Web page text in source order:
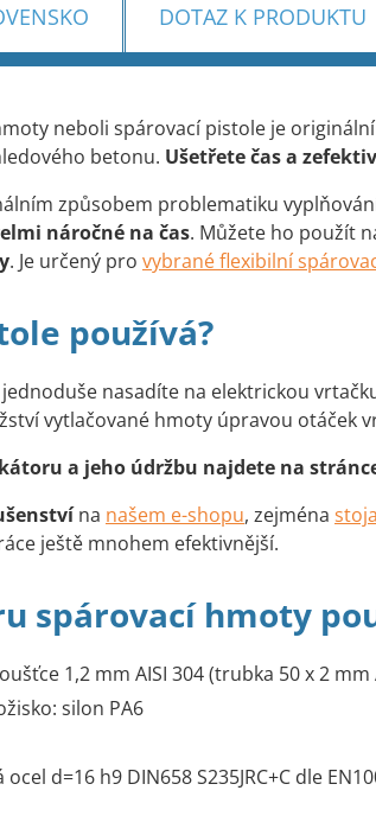
DOTAZ K PRODUKTU
neboli spárovací pistole je
betonu. Ušetřete čas a
způsobem problematiku
náročné na čas. Můžete ho použít
. Je určený pro vybrané flexibilní
používá?
nasadíte na elektrickou
vytlačované hmoty úpravou otáček
a jeho údržbu najdete na
na našem e-shopu, zejména
ještě mnohem efektivnější.
spárovací hmoty
1,2 mm AISI 304 (trubka 50 x 2 mm
silon PA6
d=16 h9 DIN658 S235JRC+C dle